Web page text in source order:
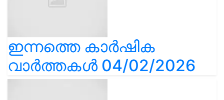
ഇന്നത്തെ കാർഷിക
വാർത്തകൾ 04/02/2026